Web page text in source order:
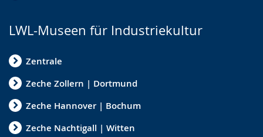
LWL-Museen für Industriekultur
Zentrale
Zeche Zollern | Dortmund
Zeche Hannover | Bochum
Zeche Nachtigall | Witten